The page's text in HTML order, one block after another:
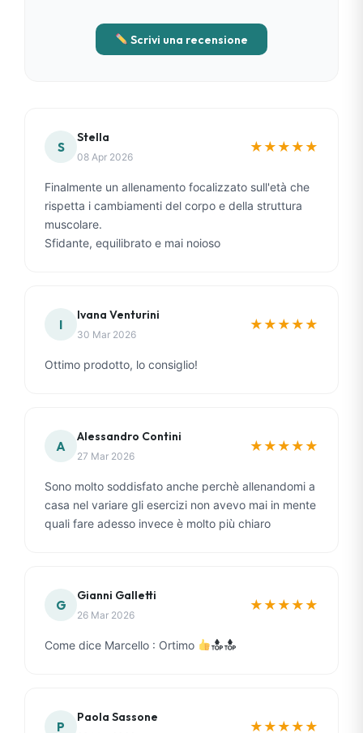
Scrivi una recensione
S
Stella
08 Apr 2026
★ ★ ★ ★ ★
Finalmente un allenamento focalizzato sull'età che
rispetta i cambiamenti del corpo e della struttura
muscolare.
Sfidante, equilibrato e mai noioso
I
Ivana Venturini
30 Mar 2026
★ ★ ★ ★ ★
Ottimo prodotto, lo consiglio!
A
Alessandro Contini
27 Mar 2026
★ ★ ★ ★ ★
Sono molto soddisfato anche perchè allenandomi a
casa nel variare gli esercizi non avevo mai in mente
quali fare adesso invece è molto più chiaro
G
Gianni Galletti
26 Mar 2026
★ ★ ★ ★ ★
Come dice Marcello : Ortimo
P
Paola Sassone
★ ★ ★ ★ ★